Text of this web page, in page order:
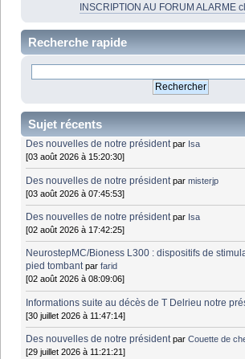
INSCRIPTION AU FORUM ALARME
Recherche rapide
Sujet récents
Des nouvelles de notre président par Isa
[03 août 2026 à 15:20:30]
Des nouvelles de notre président parmisterjp
[03 août 2026 à 07:45:53]
Des nouvelles de notre président par Isa
[02 août 2026 à 17:42:25]
NeurostepMC/Bioness L300 : dispositifs de
pied tombant parfarid
[02 août 2026 à 08:09:06]
Informations suite au décès de T Delrieu notre
[30 juillet 2026 à 11:47:14]
Des nouvelles de notre président parCouette de
[29 juillet 2026 à 11:21:21]